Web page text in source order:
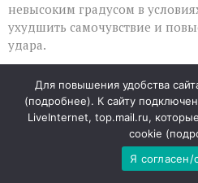
невысоким градусом в
ухудшить самочувствие и
удара.
Солнце: когда тень важнее
Самые агрессивные
дневные часы — именно в это
длительного пребывания под
Правильная одежда в жару —
Для повышения удобства
(подробнее). К сайту
LiveInternet, top.mail.ru,
cookie (
Я согласен/